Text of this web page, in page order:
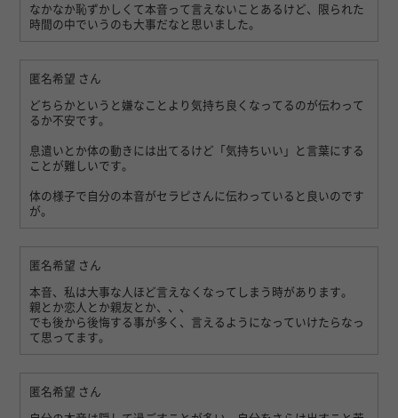
なかなか恥ずかしくて本音って言えないことあるけど、限られた
時間の中でいうのも大事だなと思いました。
匿名希望 さん
どちらかというと嫌なことより気持ち良くなってるのが伝わって
るか不安です。
息遣いとか体の動きには出てるけど「気持ちいい」と言葉にする
ことが難しいです。
体の様子で自分の本音がセラピさんに伝わっていると良いのです
が。
匿名希望 さん
本音、私は大事な人ほど言えなくなってしまう時があります。
親とか恋人とか親友とか、、、
でも後から後悔する事が多く、言えるようになっていけたらなっ
て思ってます。
匿名希望 さん